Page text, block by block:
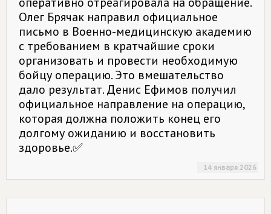
Олег Брячак направил официальное
письмо в Военно-медицинскую академию
с требованием в кратчайшие сроки
организовать и провести необходимую
бойцу операцию. Это вмешательство
дало результат. Денис Ефимов получил
официальное направление на операцию,
которая должна положить конец его
долгому ожиданию и восстановить
здоровье.✅
14 января 2026